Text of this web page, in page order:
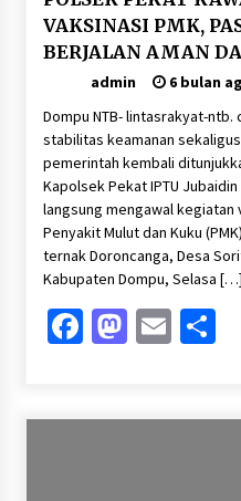
Jajaran Polsek Kempo
Sering Meresahkan Warga di
Stop Buang
Jadi Camilan
1 minggu
Bupati Ady Tak Konsisten,
Tanpa Mahar Hanya Modus
2 minggu ago
Batu yang
Berkah Bagi
VAKSINASI PMK,
BERJALAN AMAN
admin
6 bulan
Dompu NTB- lintasrakyat-
stabilitas keamanan
pemerintah kembali
Kapolsek Pekat IPTU
langsung mengawal
Penyakit Mulut dan Kuku
ternak Doroncanga, Desa
Kabupaten Dompu, Selasa […]
Facebook
Email